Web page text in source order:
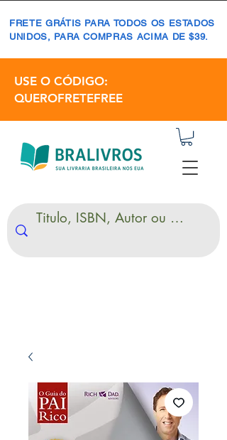
FRETE GRÁTIS PARA TODOS OS ESTADOS
UNIDOS, PARA COMPRAS ACIMA DE $39.
USE O CÓDIGO:
QUEROFRETEFREE